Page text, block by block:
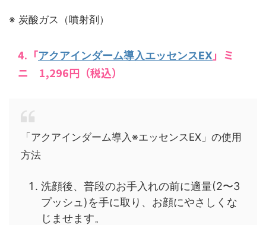
※ 炭酸ガス（噴射剤）
4.「アクアインダーム導入エッセンスEX 」ミ
ニ 1,296円（税込）
「アクアインダーム導入※エッセンスEX」の使用
方法
洗顔後、普段のお手入れの前に適量(2〜3
プッシュ)を手に取り、お顔にやさしくな
じませます。